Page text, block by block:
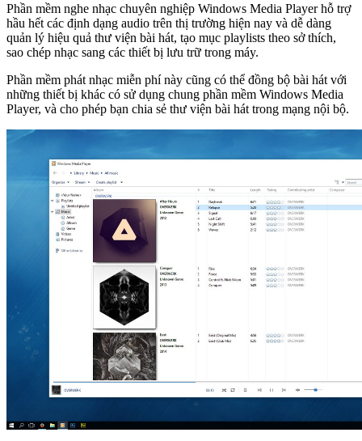
Phần mềm nghe nhạc chuyên nghiệp Windows Media Player hỗ trợ
hầu hết các định dạng audio trên thị trường hiện nay và dễ dàng
quản lý hiệu quả thư viện bài hát, tạo mục playlists theo sở thích,
sao chép nhạc sang các thiết bị lưu trữ trong máy.
Phần mềm phát nhạc miễn phí này cũng có thể đồng bộ bài hát với
những thiết bị khác có sử dụng chung phần mềm Windows Media
Player, và cho phép bạn chia sẻ thư viện bài hát trong mạng nội bộ.